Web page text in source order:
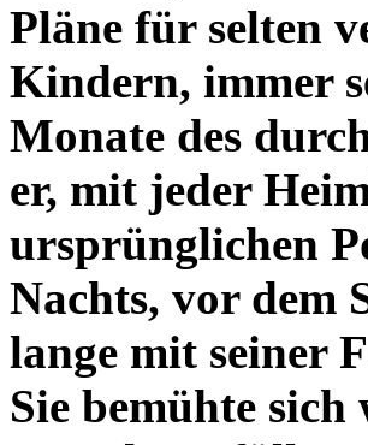
Pläne für selten
Kindern, immer
Monate des
er, mit jeder
ursprünglichen
Nachts, vor dem
lange mit seiner
Sie bemühte